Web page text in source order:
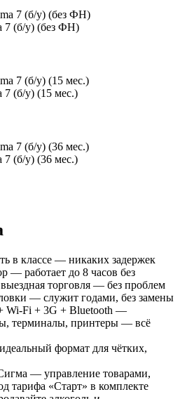
7 (б/у) (без ФН)
(б/у) (15 мес.)
(б/у) (36 мес.)
в классе — никаких задержек
— работает до 8 часов без
торговля — без проблем
— служит годами, без замены
Wi-Fi + 3G + Bluetooth —
терминалы, принтеры — всё
формат для чётких,
— управление товарами,
тарифа «Старт» в комплекте